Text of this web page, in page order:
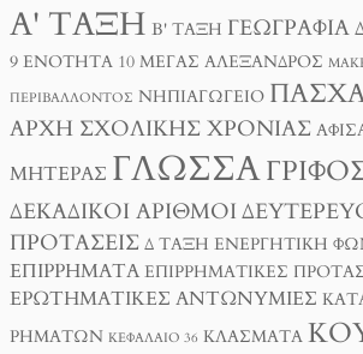
Α' ΤΆΞΗ Β' ΤΆΞΗ ΓΕΩΓΡΑΦΊΑ
9 ΕΝΌΤΗΤΑ 10 ΜΈΓΑΣ ΑΛΈΞΑΝΔΡΟΣ
ΠΕΡΙΒΆΛΛΟΝΤΟΣ ΝΗΠΙΑΓΩΓΕΊΟ
ΑΡΧΉ ΣΧΟΛΙΚΉΣ ΧΡΟΝΙΆΣ
ΜΗΤΈΡΑΣ ΓΛΏΣΣΑ
ΔΕΚΑΔΙΚΟΊ ΑΡΙΘΜΟΊ
ΠΡΟΤΆΣΕΙΣ Δ ΤΑΞΗ ΕΝΕΡΓΗΤΙΚΉ
ΕΠΙΡΡΉΜΑΤΑ ΕΠΙΡΡΗΜΑΤΙΚΈΣ
ΕΡΩΤΗΜΑΤΙΚΈΣ ΑΝΤΩΝΥΜΊΕΣ
ΡΗΜΆΤΩΝ ΚΕΦΆΛΑΙΟ 36 ΚΛΆΣΜΑΤΑ